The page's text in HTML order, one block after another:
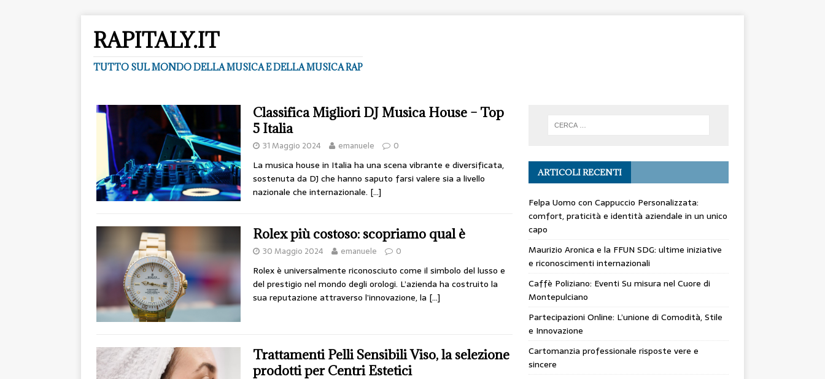
RAPITALY.IT
TUTTO SUL MONDO DELLA MUSICA E DELLA MUSICA RAP
Classifica Migliori DJ Musica House – Top
5 Italia
31 Maggio 2024 emanuele 0
La musica house in Italia ha una scena vibrante e diversificata,
sostenuta da DJ che hanno saputo farsi valere sia a livello
nazionale che internazionale. […]
Rolex più costoso: scopriamo qual è
30 Maggio 2024 emanuele 0
Rolex è universalmente riconosciuto come il simbolo del lusso e
del prestigio nel mondo degli orologi. L’azienda ha costruito la
sua reputazione attraverso l’innovazione, la […]
Trattamenti Pelli Sensibili Viso, la selezione
prodotti per Centri Estetici
ARTICOLI RECENTI
Felpa Uomo con Cappuccio Personalizzata:
comfort, praticità e identità aziendale in un unico
capo
Maurizio Aronica e la FFUN SDG: ultime iniziative
e riconoscimenti internazionali
Caffè Poliziano: Eventi Su misura nel Cuore di
Montepulciano
Partecipazioni Online: L’unione di Comodità, Stile
e Innovazione
Cartomanzia professionale risposte vere e
sincere